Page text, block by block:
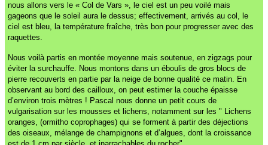
nous allons vers le « Col de Vars », le ciel est un peu voilé mais
gageons que le soleil aura le dessus; effectivement, arrivés au col, le
ciel est bleu, la température fraîche, très bon pour progresser avec des
raquettes.
Nous voilà partis en montée moyenne mais soutenue, en zigzags pour
éviter la surchauffe. Nous montons dans un éboulis de gros blocs de
pierre recouverts en partie par la neige de bonne qualité ce matin. En
observant au bord des cailloux, on peut estimer la couche épaisse
d’environ trois mètres ! Pascal nous donne un petit cours de
vulgarisation sur les mousses et lichens, notamment sur les " Lichens
oranges, (ormitho coprophages) qui se forment à partir des déjections
des oiseaux, mélange de champignons et d’algues, dont la croissance